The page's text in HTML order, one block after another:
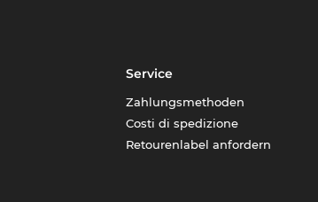
Service
Zahlungsmethoden
Costi di spedizione
Retourenlabel anfordern